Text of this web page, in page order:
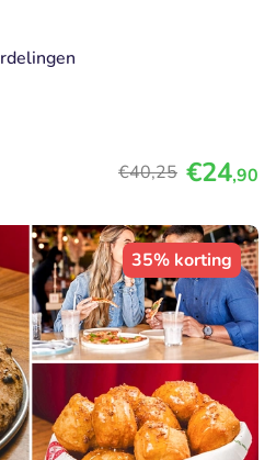
€40,25 €24,90
35% korting